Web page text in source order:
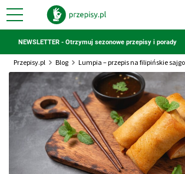
NEWSLETTER - Otrzymuj sezonowe przepisy i porady
Przepisy.pl Blog Lumpia – przepis na filipińskie